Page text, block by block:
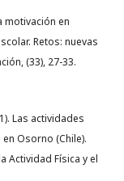
motivación en
Retos: nuevas
(33), 27-33.
Las actividades
Osorno (Chile).
Actividad Física y el